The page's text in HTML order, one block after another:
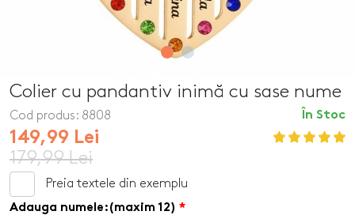
Colier cu pandantiv inimă cu sase nume
În Stoc
Cod produs: 8808
149,99 Lei
179,99 Lei
Preia textele din exemplu
Adauga numele:(maxim 12)